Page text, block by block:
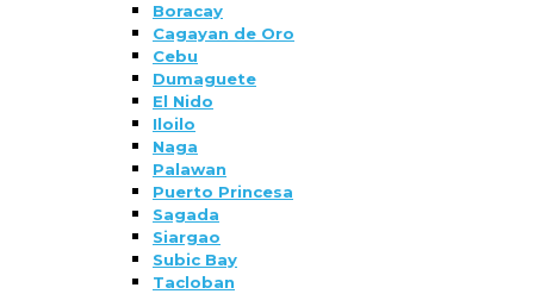
Boracay
Cagayan de Oro
Cebu
Dumaguete
El Nido
Iloilo
Naga
Palawan
Puerto Princesa
Sagada
Siargao
Subic Bay
Tacloban